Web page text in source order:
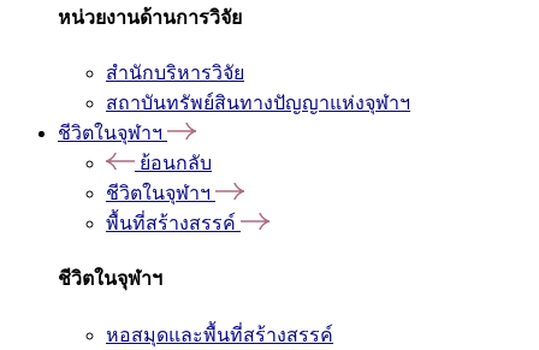
หน่วยงานด้านการวิจัย
สำนักบริหารวิจัย
สถาบันทรัพย์สินทางปัญญาแห่งจุฬาฯ
ชีวิตในจุฬาฯ
ย้อนกลับ
ชีวิตในจุฬาฯ
พื้นที่สร้างสรรค์
ชีวิตในจุฬาฯ
หอสมุดและพื้นที่สร้างสรรค์